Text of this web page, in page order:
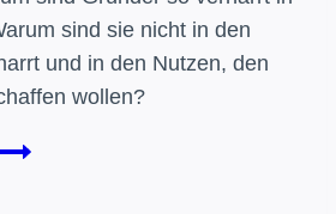
sind sie nicht in den
und in den Nutzen, den
wollen?
Liebe